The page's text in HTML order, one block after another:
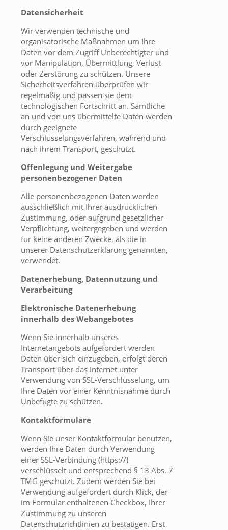
Datensicherheit
Wir verwenden technische und
organisatorische Maßnahmen um Ihre
Daten vor dem Zugriff Unberechtigter und
vor Manipulation, Übermittlung, Verlust
oder Zerstörung zu schützen. Unsere
Sicherheitsverfahren überprüfen wir
regelmäßig und passen sie dem
technologischen Fortschritt an. Sämtliche
an und von uns übermittelte Daten werden
durch geeignete
Verschlüsselungsverfahren, während und
nach ihrem Transport, geschützt.
Offenlegung und Weitergabe
personenbezogener Daten
Alle personenbezogenen Daten werden
ausschließlich mit Ihrer ausdrücklichen
Zustimmung, oder aufgrund gesetzlicher
Verpflichtung, weitergegeben und werden
für keine anderen Zwecke, als die in
unserer Datenschutzerklärung genannten,
verwendet.
Datenerhebung, Datennutzung und
Verarbeitung
Elektronische Datenerhebung
innerhalb des Webangebotes
Wenn Sie innerhalb unseres
Internetangebots aufgefordert werden
Daten über sich einzugeben, erfolgt deren
Transport über das Internet unter
Verwendung von SSL-Verschlüsselung, um
Ihre Daten vor einer Kenntnisnahme durch
Unbefugte zu schützen.
Kontaktformulare
Wenn Sie unser Kontaktformular benutzen,
werden Ihre Daten durch Verwendung
einer SSL-Verbindung (https://)
verschlüsselt und entsprechend § 13 Abs. 7
TMG geschützt. Zudem werden Sie bei
Verwendung aufgefordert durch Klick, der
im Formular enthaltenen Checkbox, Ihrer
Zustimmung zu unseren
Datenschutzrichtlinien zu bestätigen. Erst